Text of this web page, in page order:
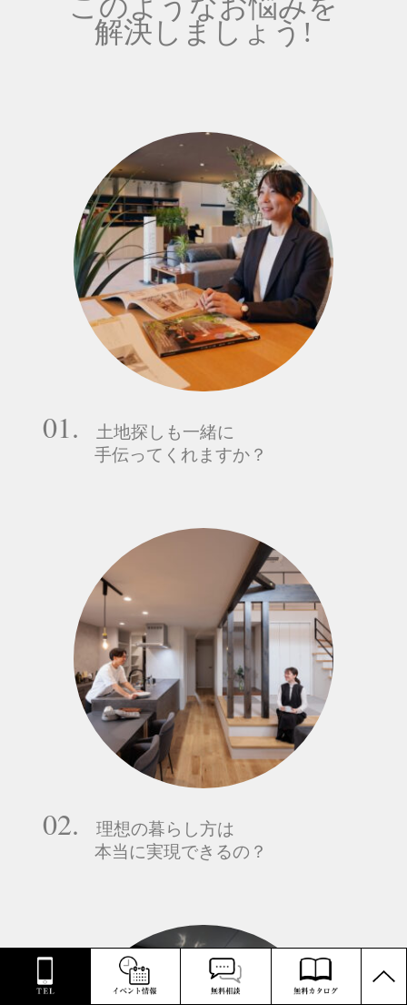
解決しましょう!
01.
土地探しも一緒に
手伝ってくれますか？
02.
理想の暮らし方は
本当に実現できるの？
TOP